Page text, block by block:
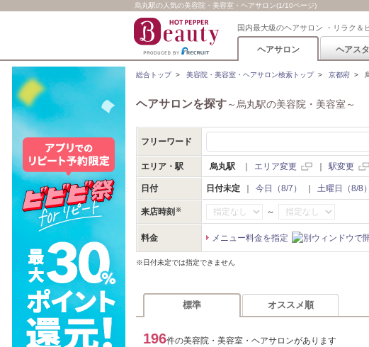
烏丸駅の人気の美容院・美容室・ヘアサロン(1/10ページ)
国内最大級のヘアサロン ・リラク＆
ヘアサロン ヘアス
総合トップ> 美容院・美容室・ヘアサロン検索トップ> 京都府 >
ヘアサロンを探す～烏丸駅の美容院・美容室～
フリーワード
エリア・駅 烏丸駅 エリア変更 駅変更
日付 日付未定 今日（8/7） 土曜日（8/8）
来店時刻 ～
料金 メニュー料金を指定
※日付未定では指定できません
標準 オススメ順
196件の美容院・美容室・ヘアサロンがあります